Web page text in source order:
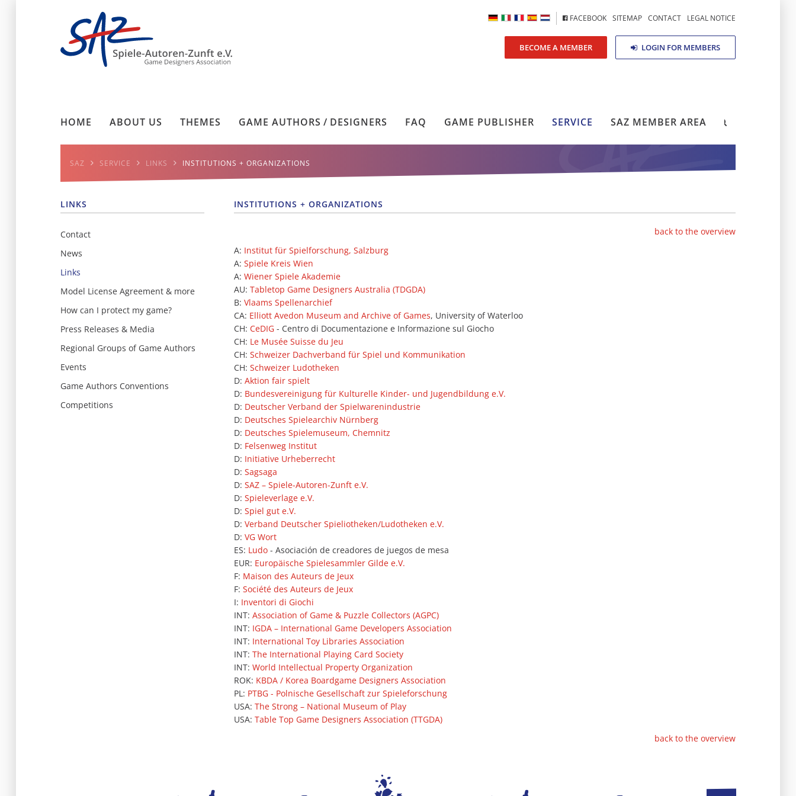
BECOME A MEMBER LOGIN FOR MEMBERS
FACEBOOK SITEMAP CONTACT LEGAL NOTICE
HOME ABOUT US THEMES GAME AUTHORS / DESIGNERS FAQ GAME PUBLISHER SERVICE SAZ MEMBER AREA
SAZ SERVICE LINKS INSTITUTIONS + ORGANIZATIONS
LINKS
Contact
News
Links
Model License Agreement & more
How can I protect my game?
Press Releases & Media
Regional Groups of Game Authors
Events
Game Authors Conventions
Competitions
INSTITUTIONS + ORGANIZATIONS
back to the overview
A: Institut für Spielforschung, Salzburg
A: Spiele Kreis Wien
A: Wiener Spiele Akademie
AU: Tabletop Game Designers Australia (TDGDA)
B: Vlaams Spellenarchief
CA: Elliott Avedon Museum and Archive of Games, University of Waterloo
CH: CeDIG - Centro di Documentazione e Informazione sul Giocho
CH: Le Musée Suisse du Jeu
CH: Schweizer Dachverband für Spiel und Kommunikation
CH: Schweizer Ludotheken
D: Aktion fair spielt
D: Bundesvereinigung für Kulturelle Kinder- und Jugendbildung e.V.
D: Deutscher Verband der Spielwarenindustrie
D: Deutsches Spielearchiv Nürnberg
D: Deutsches Spielemuseum, Chemnitz
D: Felsenweg Institut
D: Initiative Urheberrecht
D: Sagsaga
D: SAZ – Spiele-Autoren-Zunft e.V.
D: Spieleverlage e.V.
D: Spiel gut e.V.
D: Verband Deutscher Spieliotheken/Ludotheken e.V.
D: VG Wort
ES: Ludo- Asociación de creadores de juegos de mesa
EUR: Europäische Spielesammler Gilde e.V.
F: Maison des Auteurs de Jeux
F: Société des Auteurs de Jeux
I: Inventori di Giochi
INT: Association of Game & Puzzle Collectors (AGPC)
INT: IGDA – International Game Developers Association
INT: International Toy Libraries Association
INT: The International Playing Card Society
INT: World Intellectual Property Organization
ROK: KBDA / Korea Boardgame Designers Association
PL: PTBG - Polnische Gesellschaft zur Spieleforschung
USA: The Strong – National Museum of Play
USA: Table Top Game Designers Association (TTGDA)
back to the overview